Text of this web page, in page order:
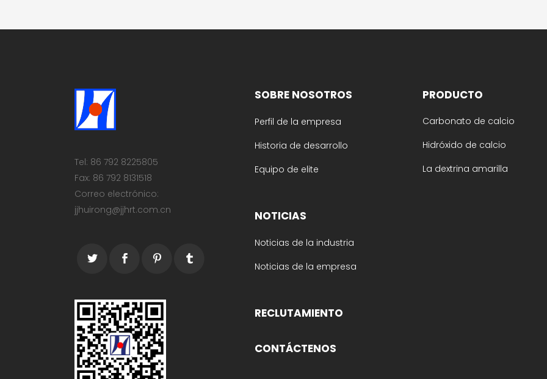
Tel: 86 792 8225805
Fax: 86 792 8131518
Correo electrónico:
jjhuirong@jjhrt.com.cn
SOBRE NOSOTROS
Perfil de la empresa
Historia de desarrollo
Equipo de elite
NOTICIAS
Noticias de la industria
Noticias de la empresa
RECLUTAMIENTO
CONTÁCTENOS
PRODUCTO
Carbonato de calcio
Hidróxido de calcio
La dextrina amarilla